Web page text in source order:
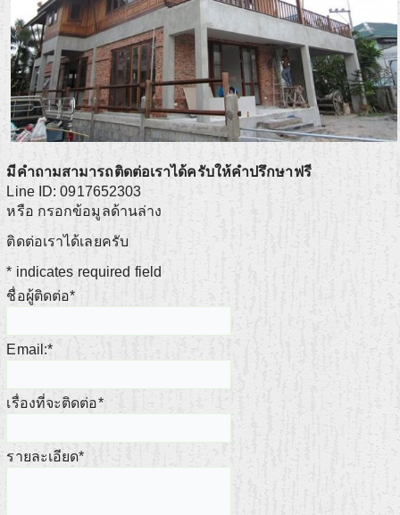
มีคำถามสามารถติดต่อเราได้ครับให้คำปรึกษาฟรี
Line ID: 0917652303
หรือ กรอกข้อมูลด้านล่าง
ติดต่อเราได้เลยครับ
* indicates required field
ชื่อผู้ติดต่อ*
Email:*
เรื่องที่จะติดต่อ*
รายละเอียด*